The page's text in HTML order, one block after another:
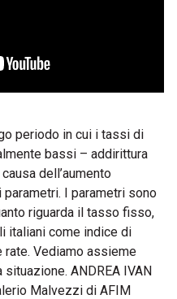
periodo in cui i tassi di
bassi – addirittura
dell’aumento
I parametri sono
riguarda il tasso fisso,
italiani come indice di
Vediamo assieme
ANDREA IVAN
Malvezzi di AFIM